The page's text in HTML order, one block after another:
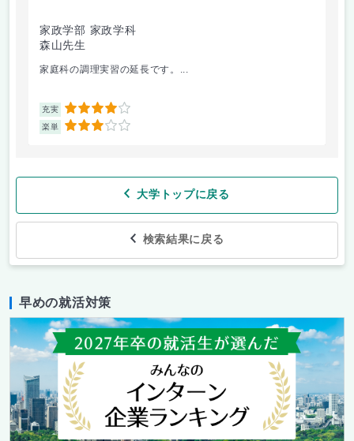
家政学部 家政学科
森山先生
家庭科の調理実習の延長です。...
充実 4
楽単 3
大学トップに戻る
検索結果に戻る
早めの就活対策